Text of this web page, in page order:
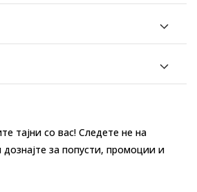
тајни со вас! Следете не на
за попусти, промоции и